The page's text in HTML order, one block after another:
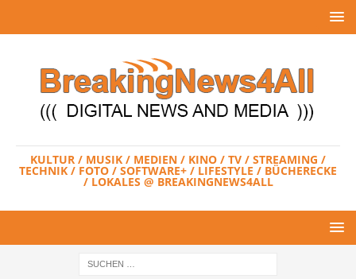
KULTUR / MUSIK / MEDIEN / KINO / TV / STREAMING /
TECHNIK / FOTO / SOFTWARE+ / LIFESTYLE / BÜCHERECKE
/ LOKALES @ BREAKINGNEWS4ALL